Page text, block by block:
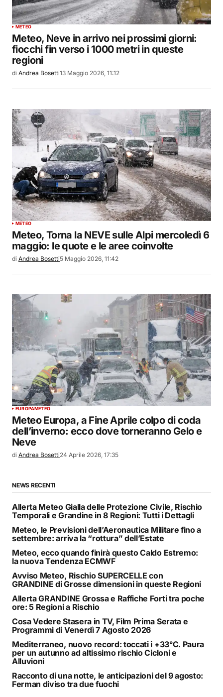
METEO
Meteo, Neve in arrivo nei prossimi giorni:
fiocchi fin verso i 1000 metri in queste
regioni
di Andrea Bosetti13 Maggio 2026, 11:12
METEO
Meteo, Torna la NEVE sulle Alpi mercoledì 6
maggio: le quote e le aree coinvolte
di Andrea Bosetti5 Maggio 2026, 11:42
EUROPAMETEO
Meteo Europa, a Fine Aprile colpo di coda
dell’inverno: ecco dove torneranno Gelo e
Neve
di Andrea Bosetti24 Aprile 2026, 17:35
NEWS RECENTI
Allerta Meteo Gialla delle Protezione Civile, Rischio
Temporali e Grandine in 8 Regioni: Tutti i Dettagli
Meteo, le Previsioni dell’Aeronautica Militare fino a
settembre: arriva la “rottura” dell’Estate
Meteo, ecco quando finirà questo Caldo Estremo:
la nuova Tendenza ECMWF
Avviso Meteo, Rischio SUPERCELLE con
GRANDINE di Grosse dimensioni in queste Regioni
Allerta GRANDINE Grossa e Raffiche Forti tra poche
ore: 5 Regioni a Rischio
Cosa Vedere Stasera in TV, Film Prima Serata e
Programmi di Venerdì 7 Agosto 2026
Mediterraneo, nuovo record: toccati i +33°C. Paura
per un autunno ad altissimo rischio Cicloni e
Alluvioni
Racconto di una notte, le anticipazioni del 9 agosto:
Ferman diviso tra due fuochi